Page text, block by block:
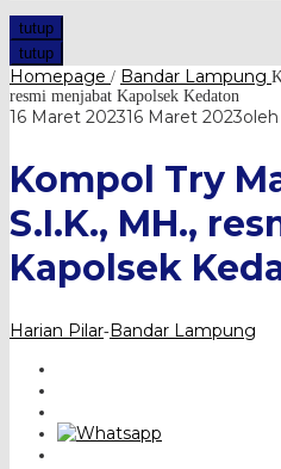
tutup
tutup
Homepage / Bandar Lampung
resmi menjabat Kapolsek Kedaton
16 Maret 202316 Maret 2023oleh
Kompol Try
S.I.K., MH.,
Kapolsek
Harian Pilar-Bandar Lampung